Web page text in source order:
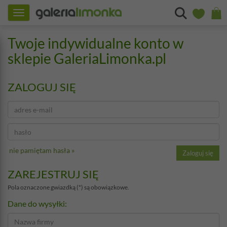
Toggle
navigation
Twoje indywidualne konto w
sklepie GaleriaLimonka.pl
ZALOGUJ SIĘ
nie pamiętam hasła »
ZAREJESTRUJ SIĘ
Pola oznaczone gwiazdką (*) są obowiązkowe.
Dane do wysyłki: